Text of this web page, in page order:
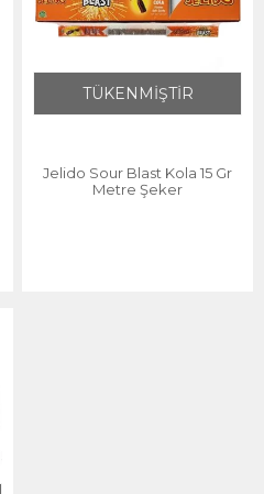
TÜKENMİŞTİR
Jelido Sour Blast Kola 15 Gr
Metre Şeker